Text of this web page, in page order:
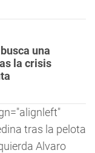
una
la crisis
tras la pelota
Alvaro